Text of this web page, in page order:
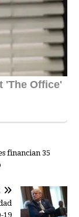
financian 35
19